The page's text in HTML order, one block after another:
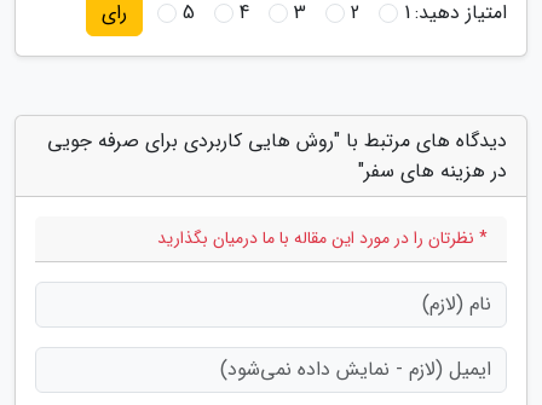
امتیاز دهید:1
2
3
4
5 رای
دیدگاه های مرتبط با "روش هایی کاربردی برای صرفه جویی
در هزینه های سفر"
* نظرتان را در مورد این مقاله با ما درمیان بگذارید